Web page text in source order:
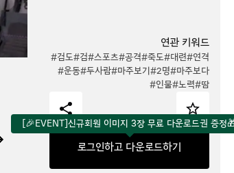
연관 키워드
#검도#검#스포츠#공격#죽도#대련#연격
#운동#두사람#마주보기#2명#마주보다
#인물#노력#땀
[🎉EVENT]신규회원 이미지 3장 무료 다운로드권 증정
로그인하고 다운로드하기